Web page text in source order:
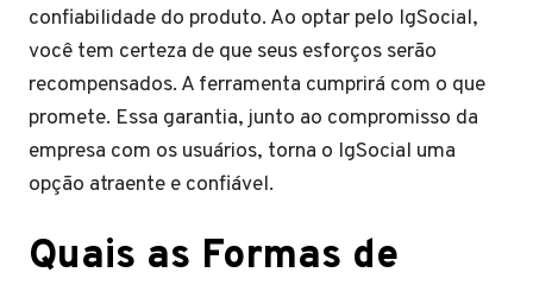
confiabilidade do produto. Ao optar pelo IgSocial,
você tem certeza de que seus esforços serão
recompensados. A ferramenta cumprirá com o que
promete. Essa garantia, junto ao compromisso da
empresa com os usuários, torna o IgSocial uma
opção atraente e confiável.
Quais as Formas de